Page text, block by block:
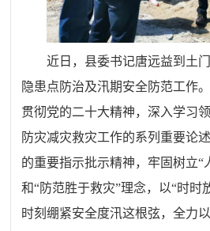
近日，县委书记唐远益到土
隐患点防治及汛期安全防范工作
贯彻党的二十大精神，深入学习
防灾减灾救灾工作的系列重要论
的重要指示批示精神，牢固树立“
和“防范胜于救灾”理念，以“时时
时刻绷紧安全度汛这根弦，全力